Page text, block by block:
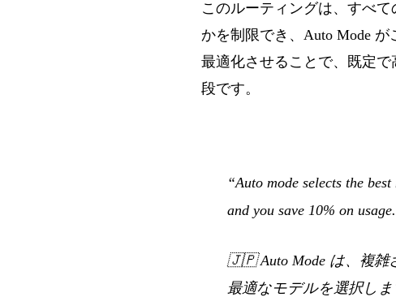
このルーティングは、すべ
かを制限でき、Auto Mode
最適化させることで、既定
段です。
“Auto mode selects the
and you save 10% on
🇯🇵Auto Mode は、複
最適なモデルを選択し